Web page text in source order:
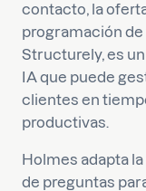
contacto, la
programación de
Structurely, es
IA que puede
clientes en
productivas.
Holmes adapta
de preguntas